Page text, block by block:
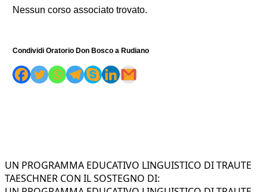
Nessun corso associato trovato.
Condividi Oratorio Don Bosco a Rudiano
UN PROGRAMMA EDUCATIVO LINGUISTICO DI TRAUTE
TAESCHNER CON IL SOSTEGNO DI: